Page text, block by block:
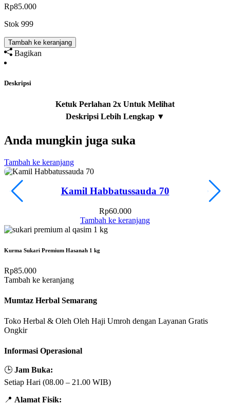
Rp85.000
Stok 999
Tambah ke keranjang
Bagikan
Deskripsi
Anda mungkin juga suka
Tambah ke keranjang
Kamil Habbatussauda 70
Rp60.000
Tambah ke keranjang
Kurma Sukari Premium Hasanah 1 kg
Rp85.000
Tambah ke keranjang
Mumtaz Herbal Semarang
Toko Herbal & Oleh Oleh Haji Umroh dengan Layanan Gratis
Ongkir
Informasi Operasional
🕒 Jam Buka:
Setiap Hari (08.00 – 21.00 WIB)
📍 Alamat Fisik: